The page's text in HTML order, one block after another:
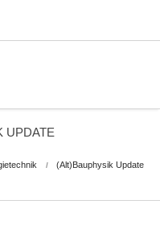
UPDATE
(Alt)Bauphysik Update